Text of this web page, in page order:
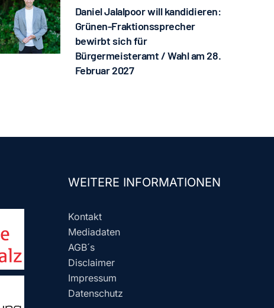
Daniel Jalalpoor will kandidieren:
Grünen-Fraktionssprecher
bewirbt sich für
Bürgermeisteramt / Wahl am 28.
Februar 2027
WEITERE INFORMATIONEN
Kontakt
Mediadaten
AGB´s
Disclaimer
Impressum
Datenschutz